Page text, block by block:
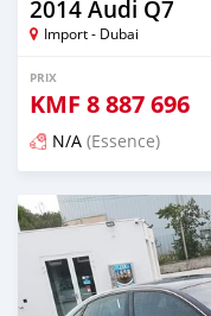
2014 Audi Q7
Import - Dubai
PRIX
KMF 8 887 696
N/A (Essence)
Publié il y a presque 6 ans